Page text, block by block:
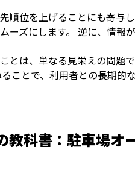
順位を上げることにも寄与
ーズにします。 逆に、情
とは、単なる見栄えの問題
ことで、利用者との長期
教科書：駐車場